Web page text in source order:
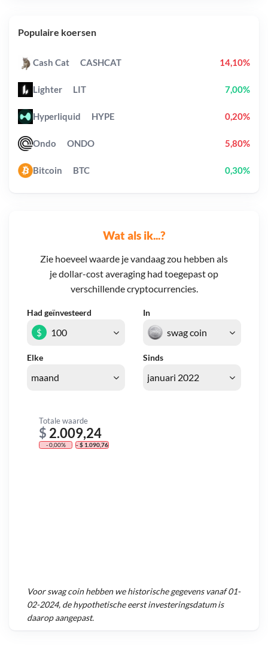
Wat als ik...?
Zie hoeveel waarde je vandaag zou hebben als
je dollar-cost averaging had toegepast op
verschillende cryptocurrencies.
Had geïnvesteerd In
Elke Sinds
$
Totale waarde
$ 2.009,24
- 0,00% - $ 1.090,76
Voorswag coinhebben we historische gegevens vanaf01-
02-2024, de hypothetische eerst investeringsdatum is
daarop aangepast.
Populaire koersen
Cash Cat CASHCAT 14,10%
Lighter LIT 7,00%
Hyperliquid HYPE 0,20%
Ondo ONDO 5,80%
Bitcoin BTC 0,30%